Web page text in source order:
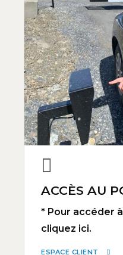
ACCÈS AU
* Pour accéder
cliquez ici.
ESPACE CLIENT